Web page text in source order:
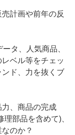
計画や前年の反
タ、人気商品、
ベル等をチェッ
ド、力を抜くブ
、商品の完成
部品を含めて)、
のか？